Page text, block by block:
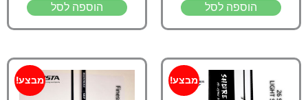
הוספה לסל הוספה לסל
מבצע! מבצע!